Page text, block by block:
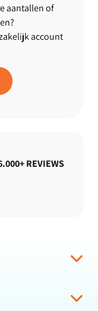
aantallen of
account
GRATIS